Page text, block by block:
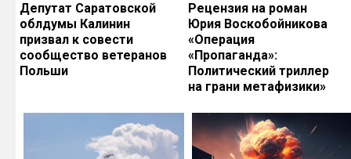
Депутат Саратовской
облдумы Калинин
призвал к совести
сообщество ветеранов
Польши
Рецензия на роман
Юрия Воскобойникова
«Операция
«Пропаганда»:
Политический триллер
на грани метафизики»